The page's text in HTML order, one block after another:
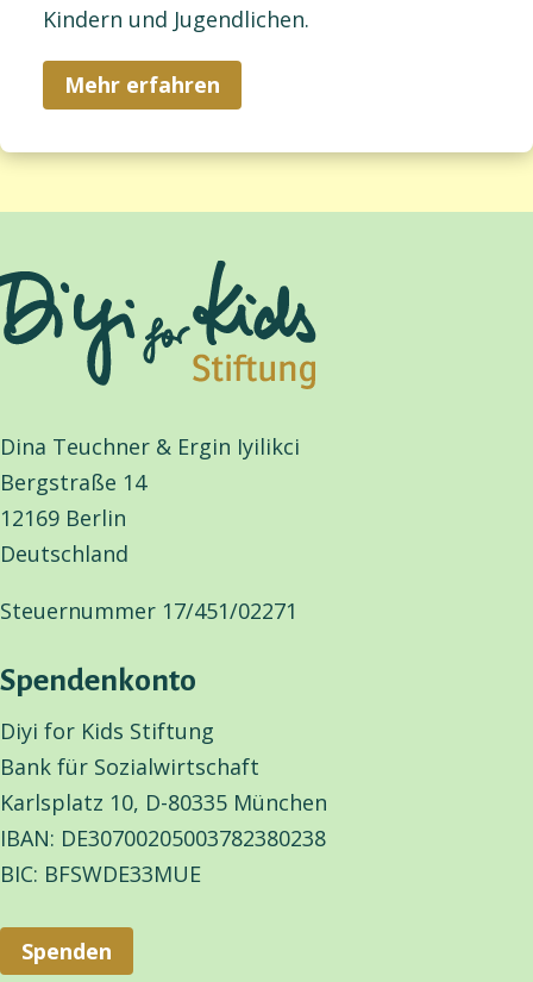
Kindern und Jugendlichen.
Mehr erfahren
Dina Teuchner & Ergin Iyilikci
Bergstraße 14
12169 Berlin
Deutschland
Steuernummer 17/451/02271
Spendenkonto
Diyi for Kids Stiftung
Bank für Sozialwirtschaft
Karlsplatz 10, D-80335 München
IBAN: DE30700205003782380238
BIC: BFSWDE33MUE
Spenden